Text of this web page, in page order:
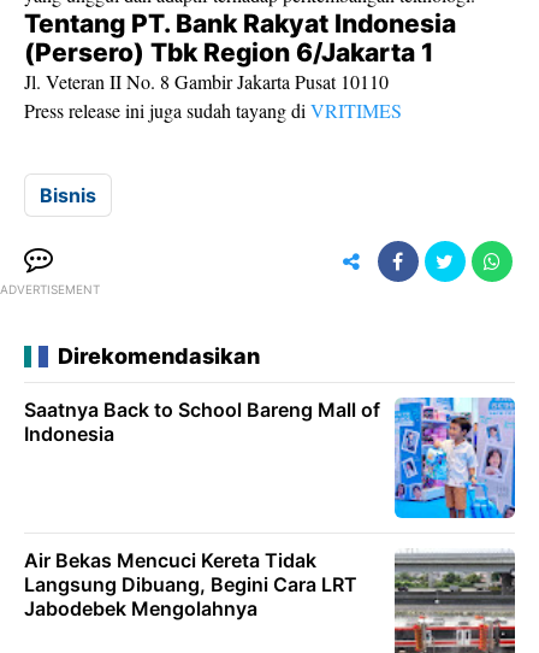
Tentang PT. Bank Rakyat Indonesia
(Persero) Tbk Region 6/Jakarta 1
Jl. Veteran II No. 8 Gambir Jakarta Pusat 10110
Press release ini juga sudah tayang di VRITIMES
Bisnis
ADVERTISEMENT
Direkomendasikan
Saatnya Back to School Bareng Mall of
Indonesia
Air Bekas Mencuci Kereta Tidak
Langsung Dibuang, Begini Cara LRT
Jabodebek Mengolahnya